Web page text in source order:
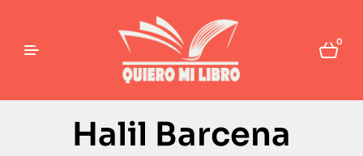
0
Halil Barcena